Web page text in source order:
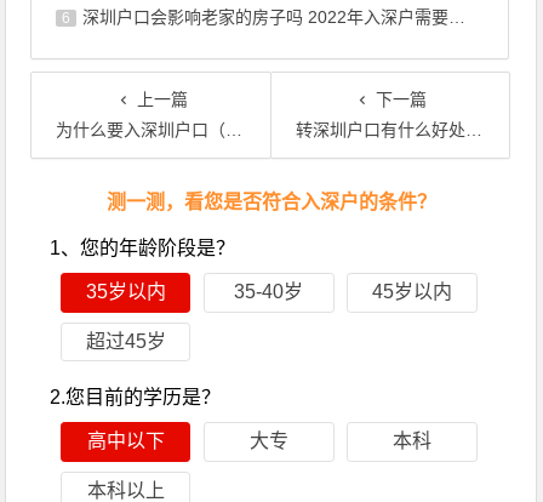
6 深圳户口会影响老家的房子吗 2022年入深户需要什么条件
上一篇
为什么要入深圳户口（深户值得入吗？）
下一篇
转深圳户口有什么好处吗（深圳户口考大学的优势）
测一测，看您是否符合入深户的条件？
1、您的年龄阶段是？
35岁以内 35-40岁 45岁以内
超过45岁
2.您目前的学历是？
高中以下 大专 本科
本科以上